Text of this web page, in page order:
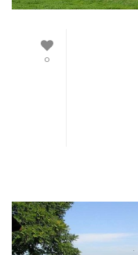
0